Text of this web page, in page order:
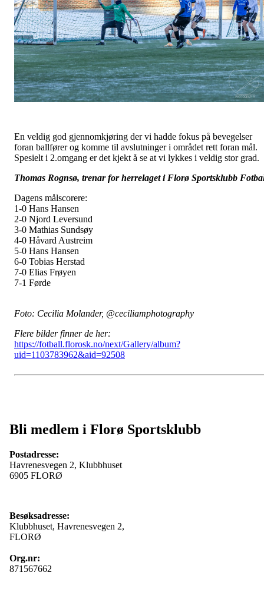
En veldig god gjennomkjøring der vi hadde fokus på bevegelser
foran ballfører og komme til avslutninger i området rett foran mål.
Spesielt i 2.omgang er det kjekt å se at vi lykkes i veldig stor grad.
Thomas Rognsø, trenar for herrelaget i Florø Sportsklubb
Dagens målscorere:
1-0 Hans Hansen
2-0 Njord Leversund
3-0 Mathias Sundsøy
4-0 Håvard Austreim
5-0 Hans Hansen
6-0 Tobias Herstad
7-0 Elias Frøyen
7-1 Førde
Foto: Cecilia Molander, @ceciliamphotography
Flere bilder finner de her:
https://fotball.florosk.no/next/Gallery/album?
uid=1103783962&aid=92508
Bli medlem i Florø Sportsklubb
Postadresse:
Havrenesvegen 2, Klubbhuset
6905 FLORØ
Besøksadresse:
Klubbhuset, Havrenesvegen 2,
FLORØ
Org.nr:
871567662